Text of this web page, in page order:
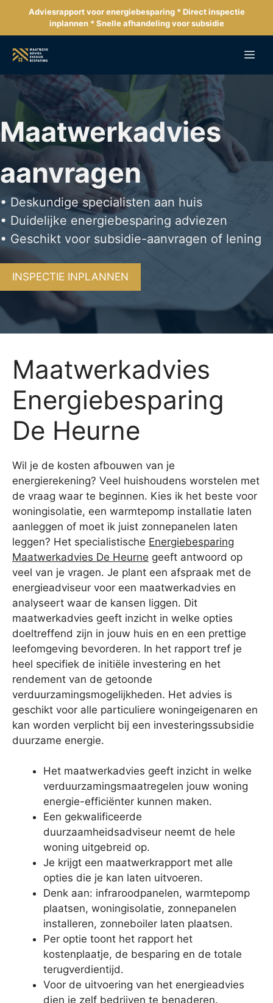
de
inhoud
Adviesrapport voor energiebesparing * Direct inspectie
inplannen * Snelle afhandeling voor subsidie
Maatwerkadvies
aanvragen
• Deskundige specialisten aan huis
• Duidelijke energiebesparing adviezen
• Geschikt voor subsidie-aanvragen of lening
INSPECTIE INPLANNEN
Maatwerkadvies
Energiebesparing
De Heurne
Wil je de kosten afbouwen van je
energierekening? Veel huishoudens worstelen met
de vraag waar te beginnen. Kies ik het beste voor
woningisolatie, een warmtepomp installatie laten
aanleggen of moet ik juist zonnepanelen laten
leggen? Het specialistische Energiebesparing
Maatwerkadvies De Heurne geeft antwoord op
veel van je vragen. Je plant een afspraak met de
energieadviseur voor een maatwerkadvies en
analyseert waar de kansen liggen. Dit
maatwerkadvies geeft inzicht in welke opties
doeltreffend zijn in jouw huis en en een prettige
leefomgeving bevorderen. In het rapport tref je
heel specifiek de initiële investering en het
rendement van de getoonde
verduurzamingsmogelijkheden. Het advies is
geschikt voor alle particuliere woningeigenaren en
kan worden verplicht bij een investeringssubsidie
duurzame energie.
Het maatwerkadvies geeft inzicht in welke
verduurzamingsmaatregelen jouw woning
energie-efficiënter kunnen maken.
Een gekwalificeerde
duurzaamheidsadviseur neemt de hele
woning uitgebreid op.
Je krijgt een maatwerkrapport met alle
opties die je kan laten uitvoeren.
Denk aan: infraroodpanelen, warmtepomp
plaatsen, woningisolatie, zonnepanelen
installeren, zonneboiler laten plaatsen.
Per optie toont het rapport het
kostenplaatje, de besparing en de totale
terugverdientijd.
Voor de uitvoering van het energieadvies
dien je zelf bedrijven te benaderen.